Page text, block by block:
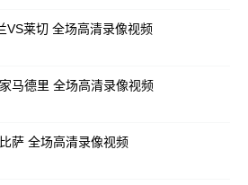
VS莱切 全场高清录像视频
马德里 全场高清录像视频
萨 全场高清录像视频